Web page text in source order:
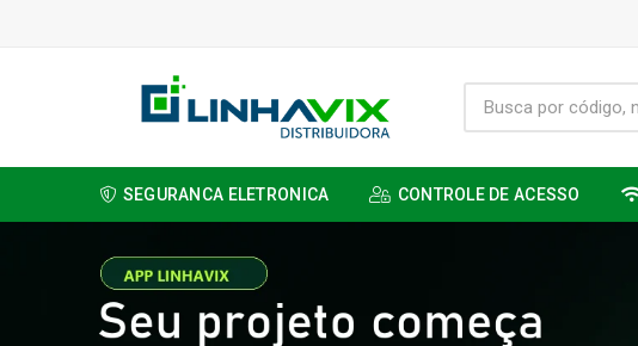
SEGURANCA ELETRONICA CONTROLE DE ACESSO